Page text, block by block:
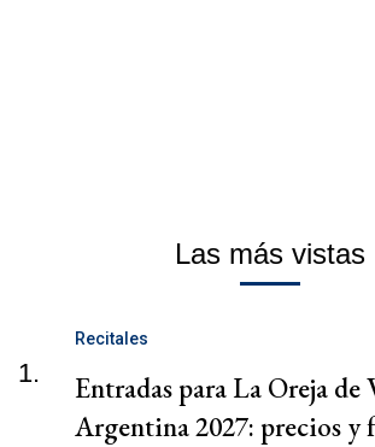
Las más vistas
1.
Recitales
Entradas para La Oreja de
Argentina 2027: precios y